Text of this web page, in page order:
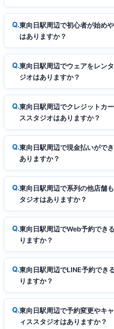
東向日駅周辺で初心者が始め
はありますか？
東向日駅周辺でウェアをレン
ジオはありますか？
東向日駅周辺でクレジットカ
ススタジオはありますか？
東向日駅周辺で現金払いがで
ありますか？
東向日駅周辺で系列の他店舗
タジオはありますか？
東向日駅周辺でWeb予約でき
りますか？
東向日駅周辺でLINE予約でき
りますか？
東向日駅周辺で予約変更やキ
ィススタジオはありますか？